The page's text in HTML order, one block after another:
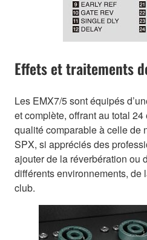
Effets et traitements
Les EMX7/5 sont équipés
et complète, offrant au total 24
qualité comparable à celle de
SPX, si appréciés des
ajouter de la réverbération ou
différents environnements, de
club.